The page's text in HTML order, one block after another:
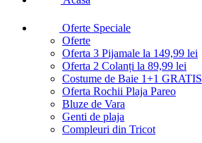
Oferte Speciale
Oferte
Oferta 3 Pijamale la 149,99 lei
Oferta 2 Colanți la 89,99 lei
Costume de Baie 1+1 GRATIS
Oferta Rochii Plaja Pareo
Bluze de Vara
Genti de plaja
Compleuri din Tricot